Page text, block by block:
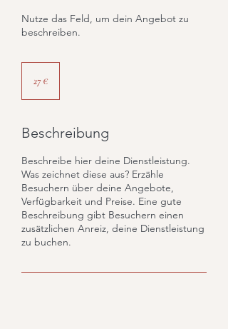
Nutze das Feld, um dein Angebot zu
beschreiben.
27 €
Beschreibung
Beschreibe hier deine Dienstleistung.
Was zeichnet diese aus? Erzähle
Besuchern über deine Angebote,
Verfügbarkeit und Preise. Eine gute
Beschreibung gibt Besuchern einen
zusätzlichen Anreiz, deine Dienstleistung
zu buchen.